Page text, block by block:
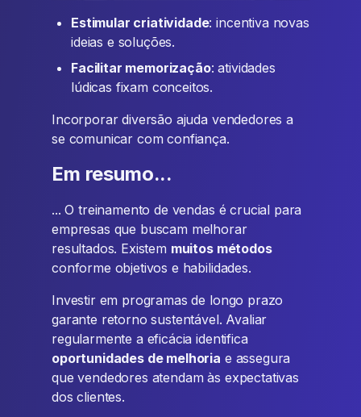
Estimular criatividade: incentiva novas
ideias e soluções.
Facilitar memorização: atividades
lúdicas fixam conceitos.
Incorporar diversão ajuda vendedores a
se comunicar com confiança.
Em resumo...
... O treinamento de vendas é crucial para
empresas que buscam melhorar
resultados. Existem muitos métodos
conforme objetivos e habilidades.
Investir em programas de longo prazo
garante retorno sustentável. Avaliar
regularmente a eficácia identifica
oportunidades de melhoria e assegura
que vendedores atendam às expectativas
dos clientes.